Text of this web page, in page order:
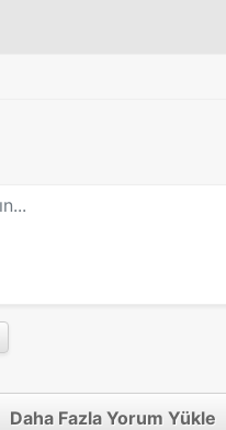
Daha Fazla Yorum Yükle